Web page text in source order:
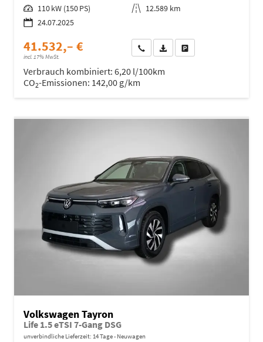
Leistung 110 kW (150 PS) Kilometerstand 12.589 km
24.07.2025
41.532,– €
incl. 17% MwSt.
Wir rufen Sie anFahrzeugexposé (PDF)
Verbrauch kombiniert: 6,20 l/100km
CO2-Emissionen: 142,00 g/km
Volkswagen Tayron
Life 1.5 eTSI 7-Gang DSG
unverbindliche Lieferzeit: 14 Tage Neuwagen